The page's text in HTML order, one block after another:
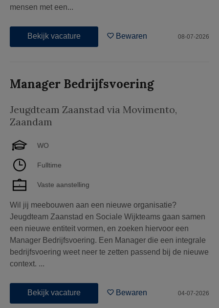
mensen met een...
Bekijk vacature Bewaren 08-07-2026
Manager Bedrijfsvoering
Jeugdteam Zaanstad via Movimento,
Zaandam
WO
Fulltime
Vaste aanstelling
Wil jij meebouwen aan een nieuwe organisatie?
Jeugdteam Zaanstad en Sociale Wijkteams gaan samen
een nieuwe entiteit vormen, en zoeken hiervoor een
Manager Bedrijfsvoering. Een Manager die een integrale
bedrijfsvoering weet neer te zetten passend bij de nieuwe
context. ...
Bekijk vacature Bewaren 04-07-2026